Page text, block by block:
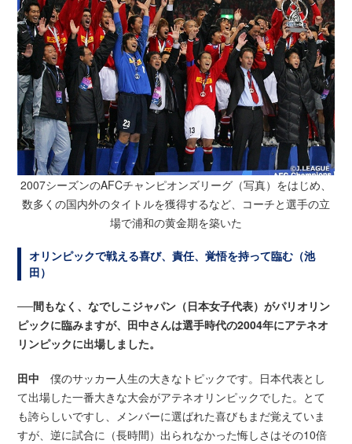
2007シーズンのAFCチャンピオンズリーグ（写真）をはじめ、
数多くの国内外のタイトルを獲得するなど、コーチと選手の立
場で浦和の黄金期を築いた
オリンピックで戦える喜び、責任、覚悟を持って臨む（池
田）
──間もなく、なでしこジャパン（日本女子代表）がパリオリン
ピックに臨みますが、田中さんは選手時代の2004年にアテネオ
リンピックに出場しました。
田中 僕のサッカー人生の大きなトピックです。日本代表とし
て出場した一番大きな大会がアテネオリンピックでした。とて
も誇らしいですし、メンバーに選ばれた喜びもまだ覚えていま
すが、逆に試合に（長時間）出られなかった悔しさはその10倍